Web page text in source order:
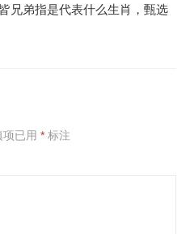
兄弟指是代表什么生肖，甄选
项已用 *标注